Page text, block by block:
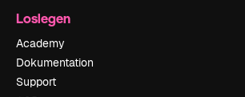
Loslegen
Academy
Dokumentation
Support